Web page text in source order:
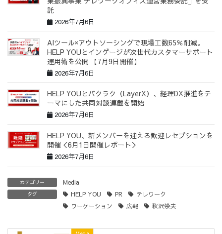
託
2026年7月6日
AIツール×アウトソーシングで現場工数65％削減。
HELP YOUとインゲージが次世代カスタマーサポート
運用術を公開 【7月9日開催】
2026年7月6日
HELP YOUとバクラク（LayerX）、経理DX推進をテ
ーマにした共同対談連載を開始
2026年7月6日
HELP YOU、新メンバーを迎える歓迎レセプションを
開催＜6月1日開催レポート＞
2026年7月6日
カテゴリー Media
タグ HELP YOU PR
テレワーク
ワーケーション
広報 秋沢崇夫